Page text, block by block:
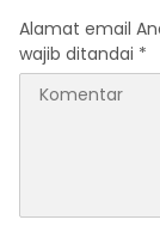
Alamat email
wajib ditandai *